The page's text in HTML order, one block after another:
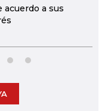
acuerdo a sus